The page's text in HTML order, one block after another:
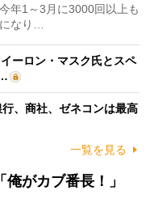
年1～3月に3000回以上も
なり…
ーロン・マスク氏とスペ
、商社、ゼネコンは最高
一覧を見る
がカブ番長！」